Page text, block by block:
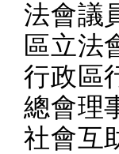
法會議
區立法
行政區
總會理
社會互